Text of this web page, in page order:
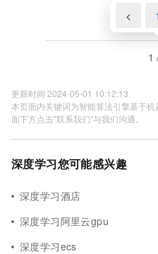
< 1
1
更新时间 2024-05-01 10:12:13
本页面内关键词为智能算法引擎基于
面下方点击"联系我们"与我们沟通。
深度学习您可能感兴趣
深度学习酒店
深度学习阿里云gpu
深度学习ecs